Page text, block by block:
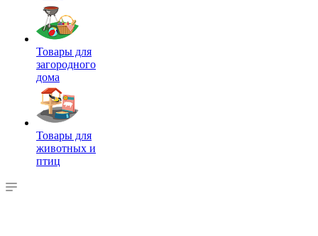
Товары для
загородного
дома
Товары для
животных и
птиц